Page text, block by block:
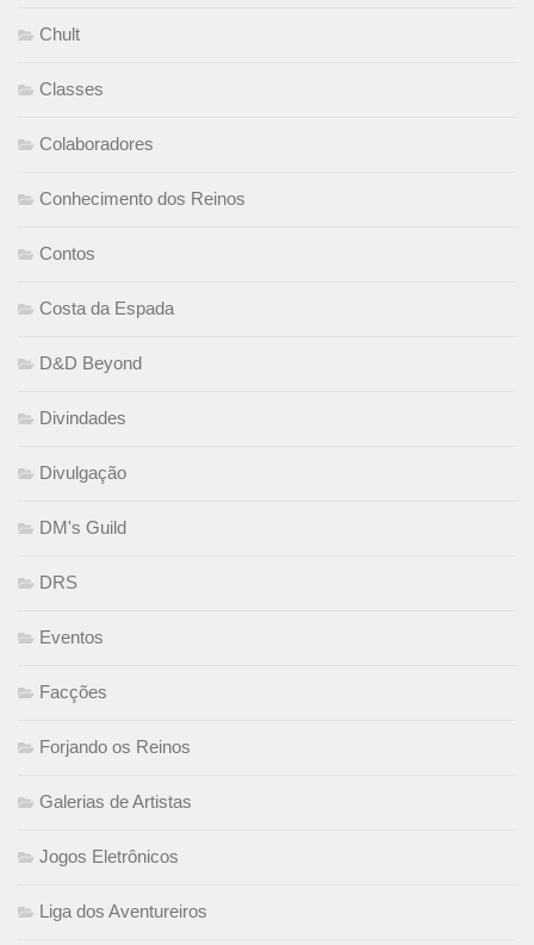
Chult
Classes
Colaboradores
Conhecimento dos Reinos
Contos
Costa da Espada
D&D Beyond
Divindades
Divulgação
DM's Guild
DRS
Eventos
Facções
Forjando os Reinos
Galerias de Artistas
Jogos Eletrônicos
Liga dos Aventureiros